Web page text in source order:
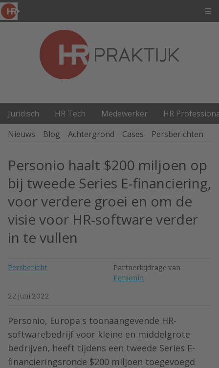
Juridisch HR Tech Medewerker
HR
Nieuws
Blog Achtergrond Cases Persberichten
Personio haalt $200 miljoen op
bij tweede Series E-financiering,
voor verdere groei en om de
visie voor HR-software verder
in te vullen
Persbericht
Partnerbijdrage van:
Personio
22 juni 2022
Personio, Europa's toonaangevende HR-
softwarebedrijf voor kleine en middelgrote
bedrijven, heeft tijdens een tweede Series E-
financieringsronde $200 miljoen toegevoegd